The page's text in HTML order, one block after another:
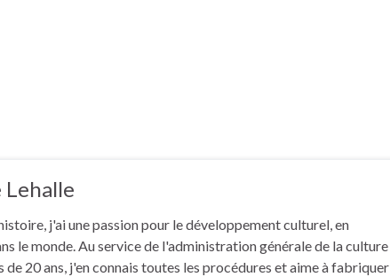
Lehalle
j'ai une passion pour le développement culturel, en
le monde. Au service de l'administration générale de la culture
de 20 ans, j'en connais toutes les procédures et aime à fabriquer